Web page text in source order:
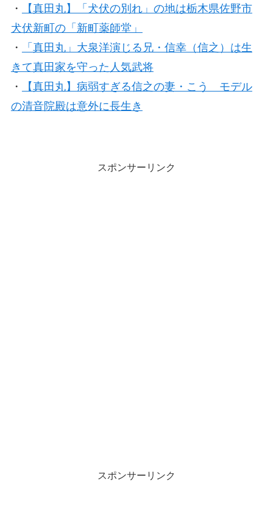
・
【真田丸】「犬伏の別れ」の地は栃木県佐野市
犬伏新町の「新町薬師堂」
・
「真田丸」大泉洋演じる兄・信幸（信之）は生
きて真田家を守った人気武将
・
【真田丸】病弱すぎる信之の妻・こう モデル
の清音院殿は意外に長生き
スポンサーリンク
スポンサーリンク